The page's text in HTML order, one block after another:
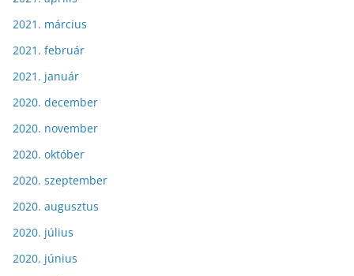
2021. március
2021. február
2021. január
2020. december
2020. november
2020. október
2020. szeptember
2020. augusztus
2020. július
2020. június